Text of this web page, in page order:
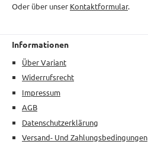
Oder über unser Kontaktformular.
Informationen
Über Variant
Widerrufsrecht
Impressum
AGB
Datenschutzerklärung
Versand- Und Zahlungsbedingungen